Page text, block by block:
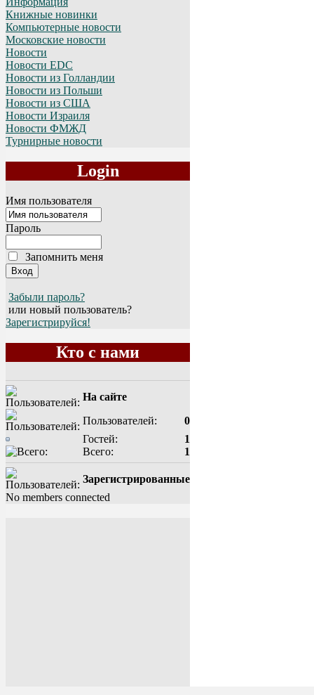
Книжные новинки
Компьютерные новости
Московские новости
Новости
Новости EDC
Новости из Голландии
Новости из Польши
Новости из США
Новости Израиля
Новости ФМЖД
Турнирные новости
Login
Имя пользователя
Пароль
Запомнить меня
Забыли пароль?
или новый пользователь?
Зарегистрируйся!
Кто с нами
На сайте
Пользователей:
0
Гостей:
1
Всего:
1
Зарегистрированные
No members connected